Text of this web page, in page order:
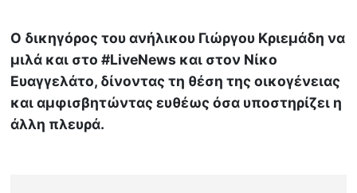
Ο δικηγόρος του ανήλικου Γιώργου Κριεμάδη να
μιλά και στο #LiveNews και στον Νίκο
Ευαγγελάτο, δίνοντας τη θέση της οικογένειας
και αμφισβητώντας ευθέως όσα υποστηρίζει η
άλλη πλευρά.